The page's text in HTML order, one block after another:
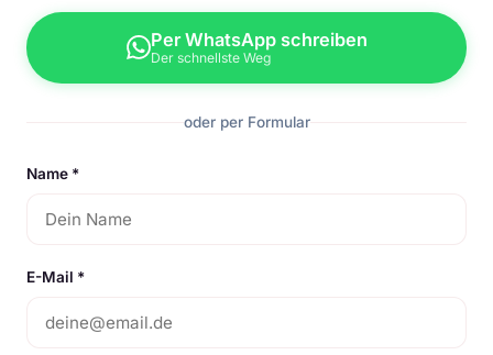
Per WhatsApp schreiben
Der schnellste Weg
oder per Formular
Name *
E-Mail *